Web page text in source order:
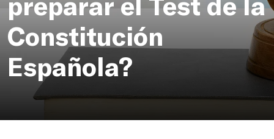
Constitución
Española?